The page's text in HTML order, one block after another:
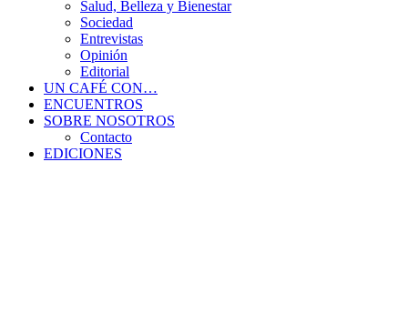
Salud, Belleza y Bienestar
Sociedad
Entrevistas
Opinión
Editorial
UN CAFÉ CON…
ENCUENTROS
SOBRE NOSOTROS
Contacto
EDICIONES